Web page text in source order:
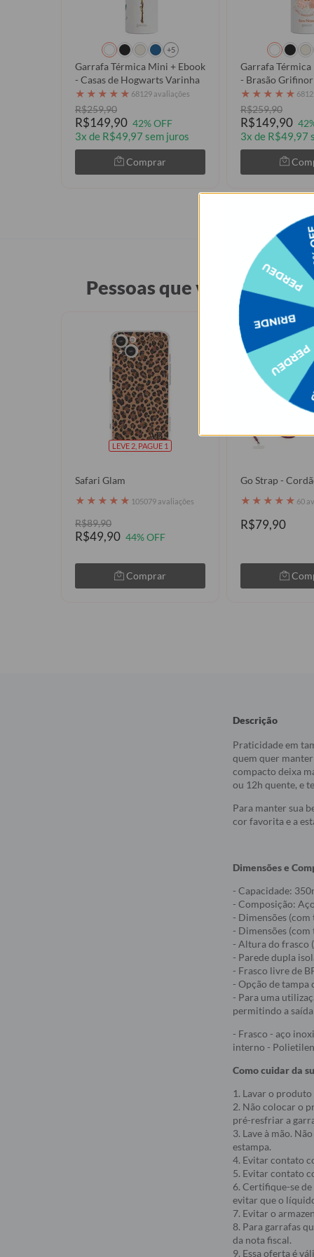
+5
Garrafa Térmica Mini + Ebook
- Casas de Hogwarts Varinha
★ ★ ★ ★ ★ 68129 avaliações
R$259,90
R$149,90 42% OFF
3x de R$49,97 sem juros
Comprar
Garrafa
- Brasão
e Nome
★ ★ ★ ★ ★
R$259,90
R$149,90
3x de R$49,97
Pessoas que viram
LEVE 2, PAGUE 1
Safari Glam
★ ★ ★ ★ ★ 105079 avaliações
R$89,90
R$49,90 44% OFF
Comprar
Go Strap -
★ ★ ★ ★ ★ 60
R$79,90
Descrição
Praticidade em
quem quer
compacto deixa
ou 12h quente, e
Para manter sua
cor favorita e a
Dimensões e
- Capacidade:
- Composição:
- Dimensões
- Dimensões (com
- Altura do frasco
- Parede dupla
- Frasco livre de
- Opção de tampa
- Para uma
permitindo a
- Frasco - aço
interno -
Como cuidar da
1. Lavar o
2. Não colocar o
pré-resfriar a
3. Lave à mão.
estampa.
4. Evitar contato
5. Evitar contato
6. Certifique-se
evitar que o
7. Evitar o
8. Para garrafas
da nota fiscal.
9. Essa oferta é